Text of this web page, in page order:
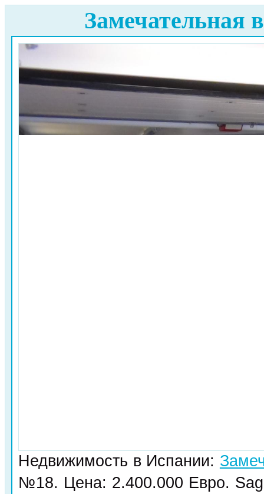
Замечательная
Недвижимость в Испании:
№18. Цена: 2.400.000 Евро.